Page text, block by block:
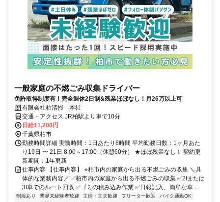
一般家庭の不燃ごみ収集ドライバー
免許取得制度有！完全週休2日制&残業ほぼなし！月26万以上可
有限会社柏清掃 本社
交通・アクセス JR柏駅より車で10分
日給11,200円
千葉県柏市
勤務時間詳細 実働時間：1日あたり8時間 平均勤務日数：1ヶ月あた
り19日 〜 21日 8:00～17:00（休憩60分） ★ほぼ残業なし！ 契約更
新期間：1年更新
仕事内容 【仕事内容】 ⭐柏市内の家庭から出る不燃ごみの収集 ＼具
体的な業務内容／ ✅柏市内の家庭から出る不燃ごみの収集 ✅2tまたは
3t車でのルート回収 ✅ゴミの積み込み作業 ✅日報記入、簡単な車...
制服あり 業界未経験者歓迎 主婦・主夫歓迎 フリーター歓迎
バイク通勤OK